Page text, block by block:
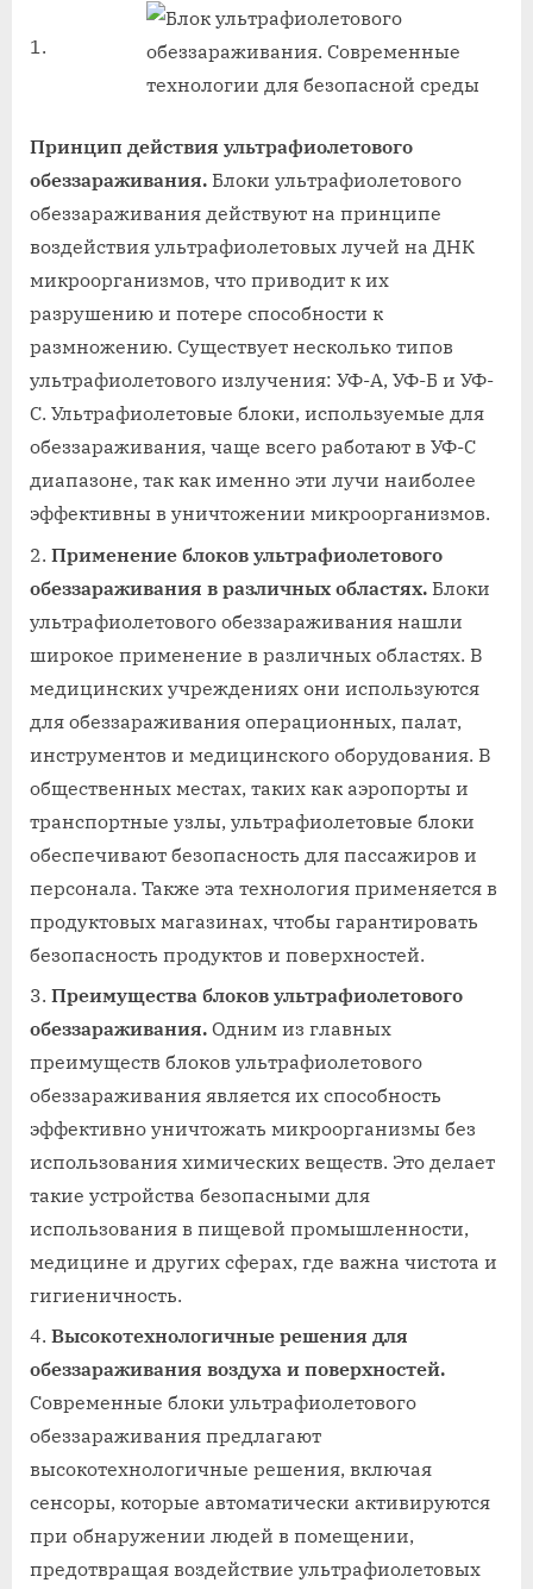
Принцип действия ультрафиолетового
обеззараживания. Блоки ультрафиолетового
обеззараживания действуют на принципе
воздействия ультрафиолетовых лучей на ДНК
микроорганизмов, что приводит к их
разрушению и потере способности к
размножению. Существует несколько типов
ультрафиолетового излучения: УФ-А, УФ-Б и УФ-
С. Ультрафиолетовые блоки, используемые для
обеззараживания, чаще всего работают в УФ-С
диапазоне, так как именно эти лучи наиболее
эффективны в уничтожении микроорганизмов.
Применение блоков ультрафиолетового
обеззараживания в различных областях. Блоки
ультрафиолетового обеззараживания нашли
широкое применение в различных областях. В
медицинских учреждениях они используются
для обеззараживания операционных, палат,
инструментов и медицинского оборудования. В
общественных местах, таких как аэропорты и
транспортные узлы, ультрафиолетовые блоки
обеспечивают безопасность для пассажиров и
персонала. Также эта технология применяется в
продуктовых магазинах, чтобы гарантировать
безопасность продуктов и поверхностей.
Преимущества блоков ультрафиолетового
обеззараживания. Одним из главных
преимуществ блоков ультрафиолетового
обеззараживания является их способность
эффективно уничтожать микроорганизмы без
использования химических веществ. Это делает
такие устройства безопасными для
использования в пищевой промышленности,
медицине и других сферах, где важна чистота и
гигиеничность.
Высокотехнологичные решения для
обеззараживания воздуха и поверхностей.
Современные блоки ультрафиолетового
обеззараживания предлагают
высокотехнологичные решения, включая
сенсоры, которые автоматически активируются
при обнаружении людей в помещении,
предотвращая воздействие ультрафиолетовых